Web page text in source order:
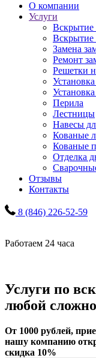
О компании
Услуги
Вскрытие
Вскрытие
Замена
Ремонт
Решетки
Перила
Лестницы
Навесы
Кованые
Кованые
Отделка
Отзывы
Контакты
8 (846) 226-52-59
Работаем 24 часа
Услуги по
любой
От 1000 рублей,
нашу компанию
скидка 10%